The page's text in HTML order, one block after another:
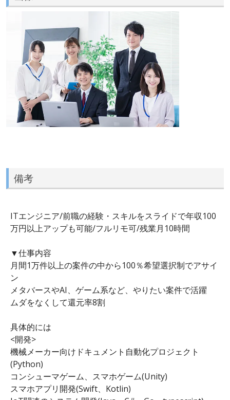
備考
ITエンジニア/前職の経験・スキルをスライドで年収100
万円以上アップも可能/フルリモ可/残業月10時間
▼仕事内容
月間1万件以上の案件の中から100％希望選択制でアサイ
ン
メタバースやAI、ゲーム系など、やりたい案件で活躍
ムダをなくして還元率8割
具体的には
<開発>
機械メーカー向けドキュメント自動化プロジェクト
(Python)
コンシューマゲーム、スマホゲーム(Unity)
スマホアプリ開発(Swift、Kotlin)